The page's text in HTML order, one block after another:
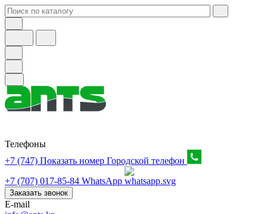
Телефоны
+7 (747) Показать номер Городской телефон
+7 (707) 017-85-84 WhatsApp
Заказать звонок
E-mail